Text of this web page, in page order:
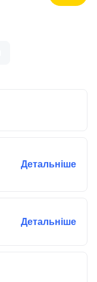
Детальніше
Детальніше